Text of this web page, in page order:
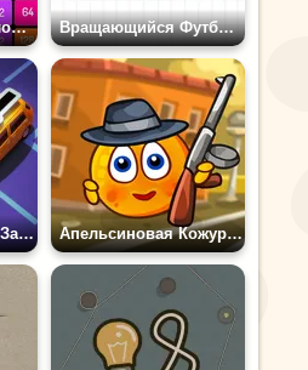
Коробка с Головоломками Вращающийся Футбол 3
Вырули! Выезд из Затора Апельсиновая Кожура: Гангстеры